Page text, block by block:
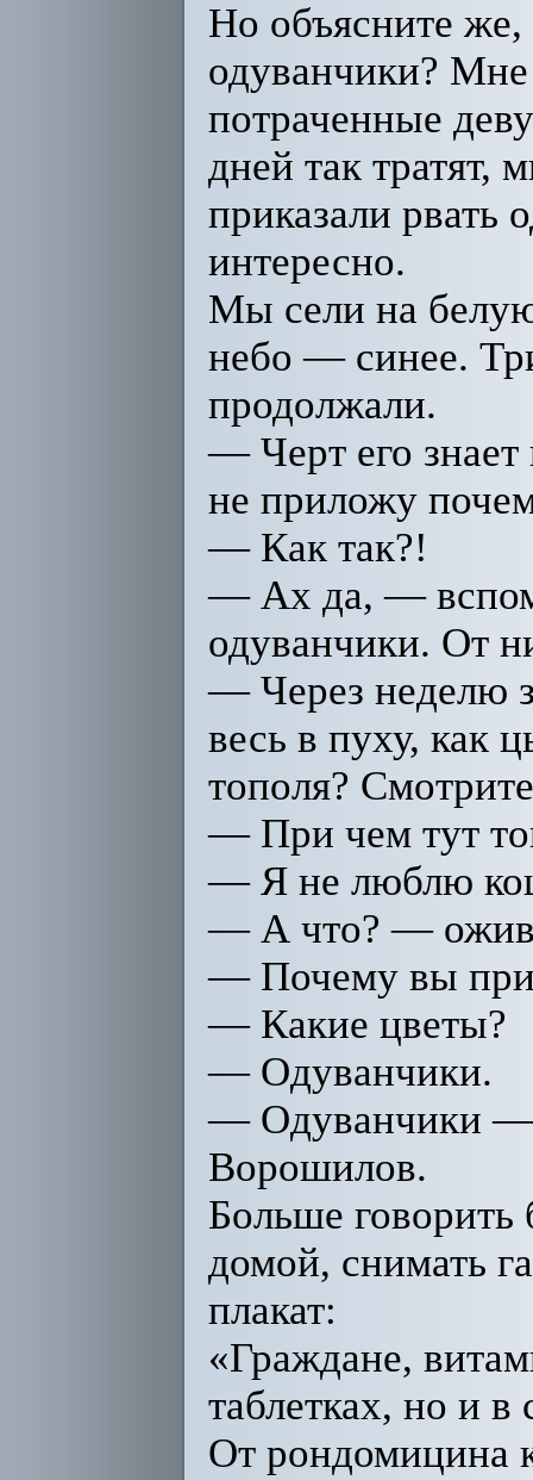
Но объясните же,
одуванчики? Мне
потраченные
дней так тратят,
приказали рвать
интересно.
Мы сели на
небо — синее.
продолжали.
— Черт его
не приложу
— Как так?!
— Ах да, —
одуванчики. От
— Через неделю
весь в пуху, как
тополя?
— При чем тут
— Я не люблю
— А что? —
— Почему вы
— Какие цветы?
— Одуванчики.
— Одуванчики —
Ворошилов.
Больше
домой, снимать
плакат:
«Граждане,
таблетках, но и
От рондомицина